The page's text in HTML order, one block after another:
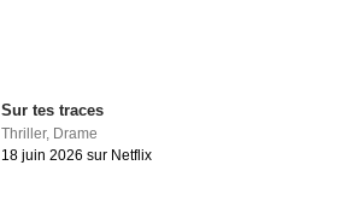
Sur tes traces
Thriller, Drame
18 juin 2026 sur Netflix